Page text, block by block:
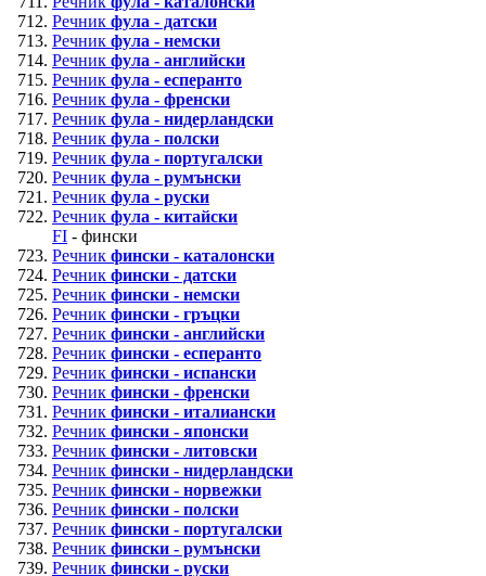
Речник фула - датски
Речник фула - немски
Речник фула - английски
Речник фула - есперанто
Речник фула - френски
Речник фула - нидерландски
Речник фула - полски
Речник фула - португалски
Речник фула - румънски
Речник фула - руски
Речник фула - китайски
FI - фински
Речник фински - каталонски
Речник фински - датски
Речник фински - немски
Речник фински - гръцки
Речник фински - английски
Речник фински - есперанто
Речник фински - испански
Речник фински - френски
Речник фински - италиански
Речник фински - японски
Речник фински - литовски
Речник фински - нидерландски
Речник фински - норвежки
Речник фински - полски
Речник фински - португалски
Речник фински - румънски
Речник фински - руски